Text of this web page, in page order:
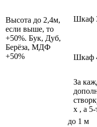
Высота до 2,4м,
если выше, то
+50%. Бук, Дуб,
Берёза, МДФ
+50%
Шкаф
Шкаф
За
х , а 5-
до 1 м